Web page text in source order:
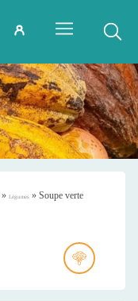
» Légumes » Soupe verte